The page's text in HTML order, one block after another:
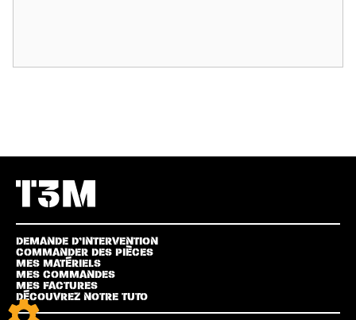
DEMANDE D’INTERVENTION
COMMANDER DES PIÈCES
MES MATÉRIELS
MES COMMANDES
MES FACTURES
DÉCOUVREZ NOTRE TUTO